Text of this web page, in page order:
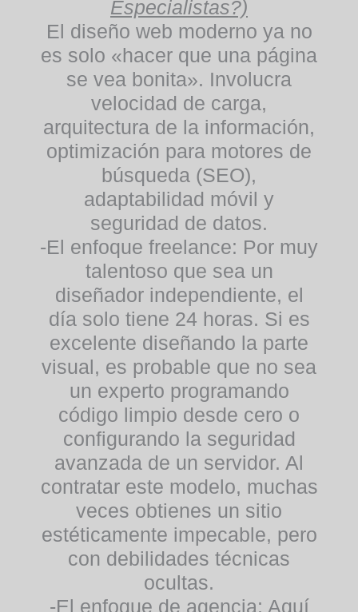
Especialistas?)
El diseño web moderno ya no
es solo «hacer que una página
se vea bonita». Involucra
velocidad de carga,
arquitectura de la información,
optimización para motores de
búsqueda (SEO),
adaptabilidad móvil y
seguridad de datos.
-El enfoque freelance: Por muy
talentoso que sea un
diseñador independiente, el
día solo tiene 24 horas. Si es
excelente diseñando la parte
visual, es probable que no sea
un experto programando
código limpio desde cero o
configurando la seguridad
avanzada de un servidor. Al
contratar este modelo, muchas
veces obtienes un sitio
estéticamente impecable, pero
con debilidades técnicas
ocultas.
-El enfoque de agencia: Aquí